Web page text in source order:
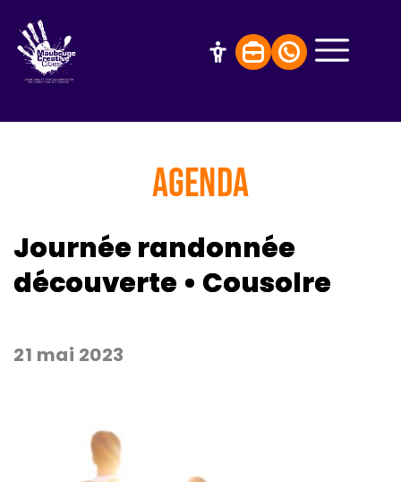
AGENDA
Journée randonnée
découverte • Cousolre
21 mai 2023